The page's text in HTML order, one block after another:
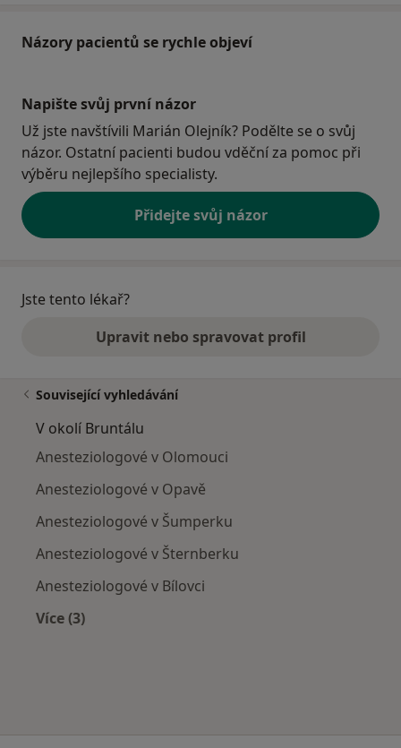
Názory pacientů se rychle objeví
Napište svůj první názor
Už jste navštívili Marián Olejník? Podělte se o svůj
názor. Ostatní pacienti budou vděční za pomoc při
výběru nejlepšího specialisty.
Přidejte svůj názor
Jste tento lékař?
Upravit nebo spravovat profil
Související vyhledávání
V okolí Bruntálu
Anesteziologové v Olomouci
Anesteziologové v Opavě
Anesteziologové v Šumperku
Anesteziologové v Šternberku
Anesteziologové v Bílovci
Více (3)